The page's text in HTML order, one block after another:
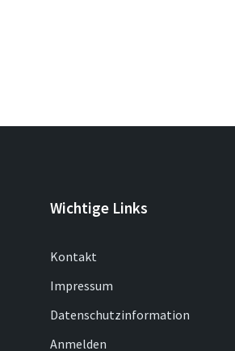
Wichtige Links
Kontakt
Impressum
Datenschutzinformation
Anmelden